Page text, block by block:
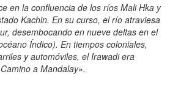
en la confluencia de los ríos Mali Hka y
Kachin. En su curso, el río atraviesa
desembocando en nueve deltas en el
Índico). En tiempos coloniales,
y automóviles, el Irawadi era
a Mandalay».